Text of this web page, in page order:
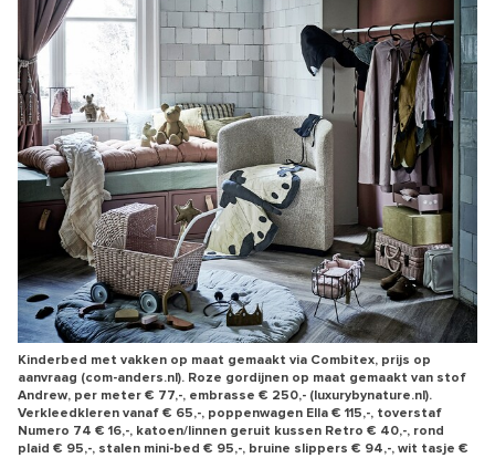
Kinderbed met vakken op maat gemaakt via Combitex, prijs op
aanvraag (com-anders.nl). Roze gordijnen op maat gemaakt van stof
Andrew, per meter € 77,-, embrasse € 250,- (luxurybynature.nl).
Verkleedkleren vanaf € 65,-, poppenwagen Ella € 115,-, toverstaf
Numero 74 € 16,-, katoen/linnen geruit kussen Retro € 40,-, rond
plaid € 95,-, stalen mini-bed € 95,-, bruine slippers € 94,-, wit tasje €